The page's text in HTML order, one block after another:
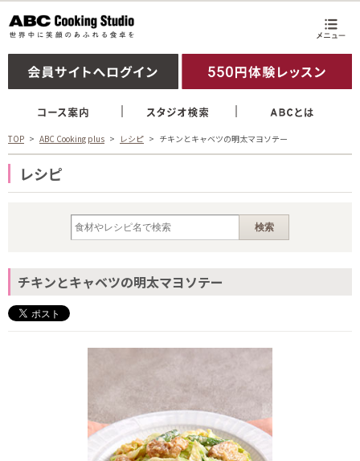
TOP ABC Cooking plus レシピ チキンとキャベツの明太マヨソテー
レシピ
チキンとキャベツの明太マヨソテー